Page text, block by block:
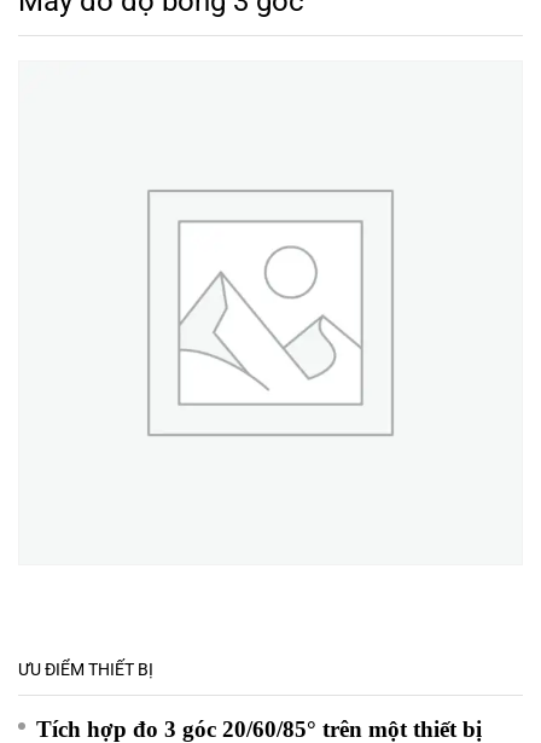
ƯU ĐIỂM THIẾT BỊ
Tích hợp đo 3 góc 20/60/85° trên một thiết bị